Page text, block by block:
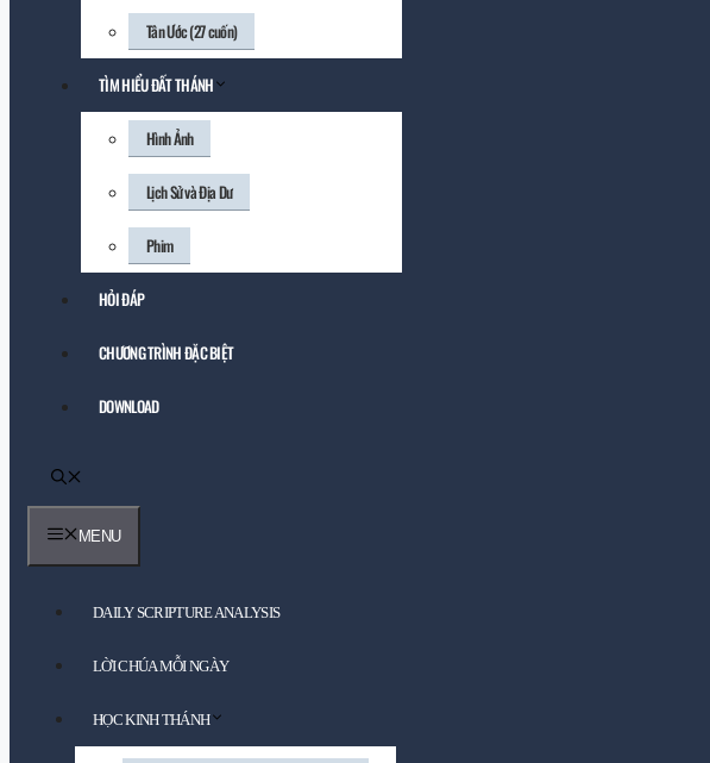
Tân Ước (27 cuốn)
TÌM HIỂU ĐẤT THÁNH
Hình Ảnh
Lịch Sử và Địa Dư
Phim
HỎI ĐÁP
CHƯƠNG TRÌNH ĐẶC BIỆT
DOWNLOAD
MENU
DAILY SCRIPTURE ANALYSIS
LỜI CHÚA MỖI NGÀY
HỌC KINH THÁNH